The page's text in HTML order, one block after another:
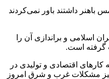
داشتند باور نمی‌کردند
و براندازی آن را
گرفته است.
اقتصادی و تولیدی در
نیز مشکلات غرب و شرق امروز